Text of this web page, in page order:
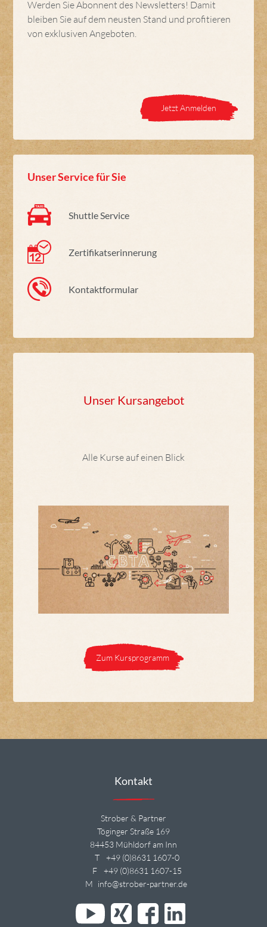
Werden Sie Abonnent des Newsletters! Damit
bleiben Sie auf dem neusten Stand und profitieren
von exklusiven Angeboten.
Jetzt Anmelden
Unser Service für Sie
Shuttle Service
Zertifikatserinnerung
Kontaktformular
Unser Kursangebot
Alle Kurse auf einen Blick
Zum Kursprogramm
Kontakt
Strober & Partner
Töginger Straße 169
84453 Mühldorf am Inn
T
+49 (0)8631 1607-0
F
+49 (0)8631 1607-15
M info@strober-partner.de